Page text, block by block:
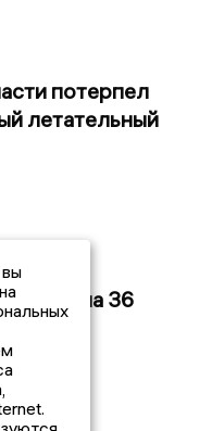
потерпел
летательный
иск к
на 36